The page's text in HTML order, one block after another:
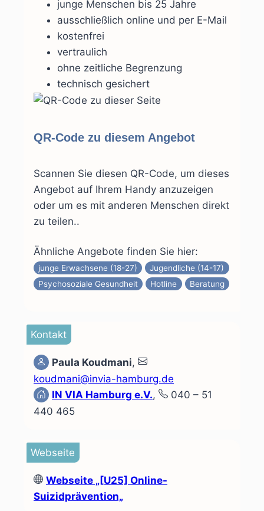
junge Menschen bis 25 Jahre
ausschließlich online und per E-Mail
kostenfrei
vertraulich
ohne zeitliche Begrenzung
technisch gesichert
QR-Code zu diesem Angebot
Scannen Sie diesen QR-Code, um dieses
Angebot auf Ihrem Handy anzuzeigen
oder um es mit anderen Menschen direkt
zu teilen..
Ähnliche Angebote finden Sie hier:
junge Erwachsene (18-27)
Jugendliche (14-17)
Psychosoziale Gesundheit
Hotline Beratung
Kontakt
Paula Koudmani,
koudmani@invia-hamburg.de
IN VIA Hamburg e.V.,
040 – 51
440 465
Webseite
Webseite „[U25] Online-
Suizidprävention„